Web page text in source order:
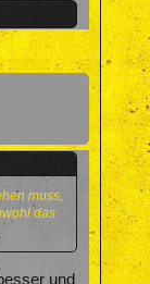
muss,
das
und